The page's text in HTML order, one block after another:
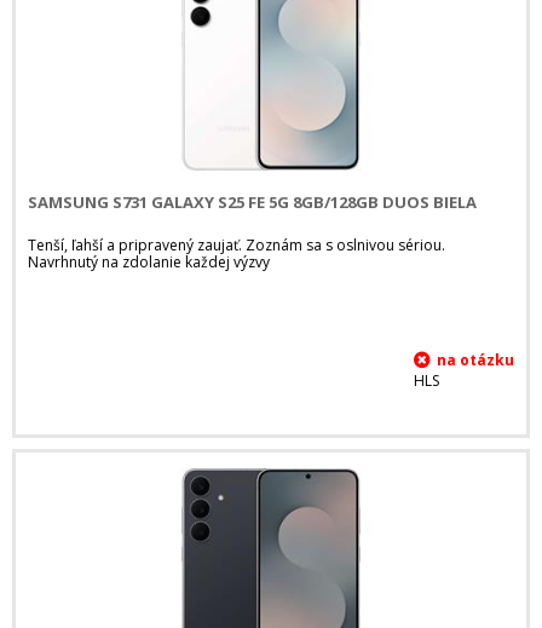
SAMSUNG S731 GALAXY S25 FE 5G 8GB/128GB DUOS BIELA
Tenší, ľahší a pripravený zaujať. Zoznám sa s oslnivou sériou.
Navrhnutý na zdolanie každej výzvy
HLS